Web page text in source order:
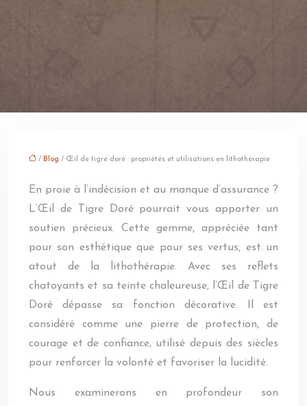
/ Blog / Œil de tigre doré : propriétés et utilisations en lithothérapie
En proie à l’indécision et au manque d’assurance ?
L’Œil de Tigre Doré pourrait vous apporter un
soutien précieux. Cette gemme, appréciée tant
pour son esthétique que pour ses vertus, est un
atout de la lithothérapie. Avec ses reflets
chatoyants et sa teinte chaleureuse, l’Œil de Tigre
Doré dépasse sa fonction décorative. Il est
considéré comme une pierre de protection, de
courage et de confiance, utilisé depuis des siècles
pour renforcer la volonté et favoriser la lucidité.
Nous examinerons en profondeur son